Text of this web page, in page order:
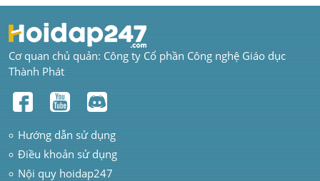
Cơ quan chủ quản: Công ty Cổ phần Công nghệ Giáo dục
Thành Phát
Hướng dẫn sử dụng
Điều khoản sử dụng
Nội quy hoidap247